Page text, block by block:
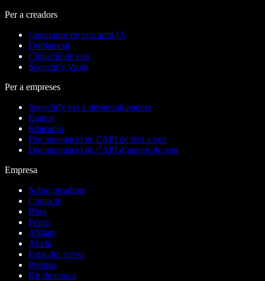
Per a creadors
Generador de veu amb IA
Doblament
Clonació de veu
Speechify Work
Per a empreses
Speechify per a desenvolupadors
Equips
Educació
Documentació de l’API de text a veu
Documentació de l’API d’agents de veu
Empresa
Sobre nosaltres
Contacte
Blog
Feina
Afiliats
Ajuda
Estat del servei
Premsa
Kit de marca